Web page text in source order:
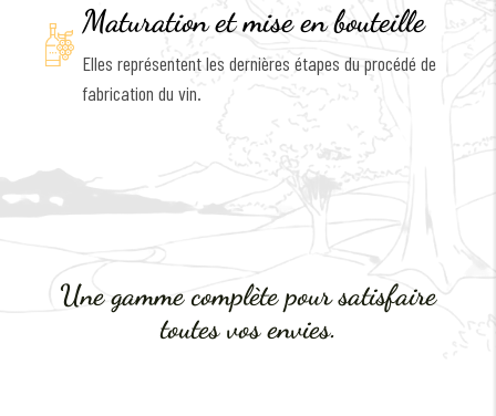
Maturation et mise en bouteille
Elles représentent les dernières étapes du procédé de
fabrication du vin.
Une gamme complète pour satisfaire
toutes vos envies.